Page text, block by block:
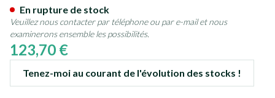
123,70 €
Tenez-moi au courant de l'évolution des stocks !
En rupture de stock
Veuillez nous contacter par téléphone ou par e-mail et nous
examinerons ensemble les possibilités.